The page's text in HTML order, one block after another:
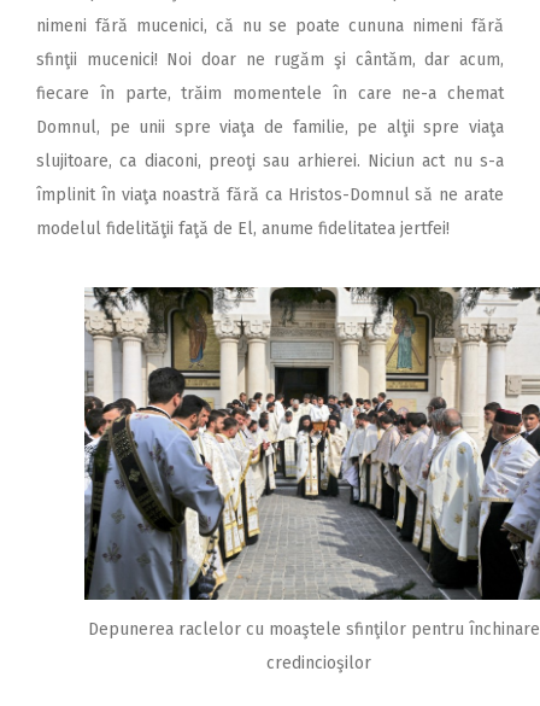
nimeni fără mucenici, că nu se poate cununa nimeni fără
sfinţii mucenici! Noi doar ne rugăm şi cântăm, dar acum,
fiecare în parte, trăim momentele în care ne-a chemat
Domnul, pe unii spre viaţa de familie, pe alţii spre viaţa
slujitoare, ca diaconi, preoţi sau arhierei. Niciun act nu s-a
împlinit în viaţa noastră fără ca Hristos-Domnul să ne arate
modelul fidelităţii faţă de El, anume fidelitatea jertfei!
Depunerea raclelor cu moaştele sfinţilor pentru
credincioşilor